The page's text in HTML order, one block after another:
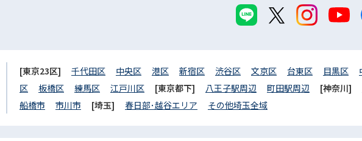
[東京23区] 千代田区 中央区 港区 新宿区 渋谷区 文京区 台東区 目黒区
区
板橋区 練馬区 江戸川区 [東京都下] 八王子駅周辺 町田駅周辺 [神奈川]
船橋市
市川市 [埼玉] 春日部･越谷エリア その他埼玉全域